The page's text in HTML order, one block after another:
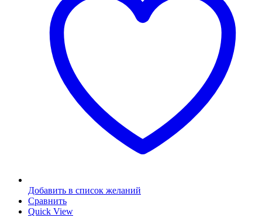
Добавить в список желаний
Сравнить
Quick View